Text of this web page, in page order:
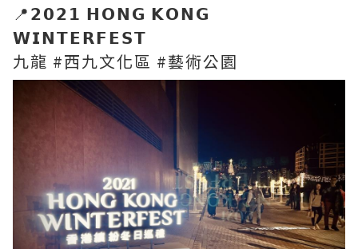
📍𝟮𝟬𝟮𝟭 𝗛𝗢𝗡𝗚 𝗞𝗢𝗡𝗚
𝗪𝗜𝗡𝗧𝗘𝗥𝗙𝗘𝗦𝗧
九龍 #西九文化區 #藝術公園